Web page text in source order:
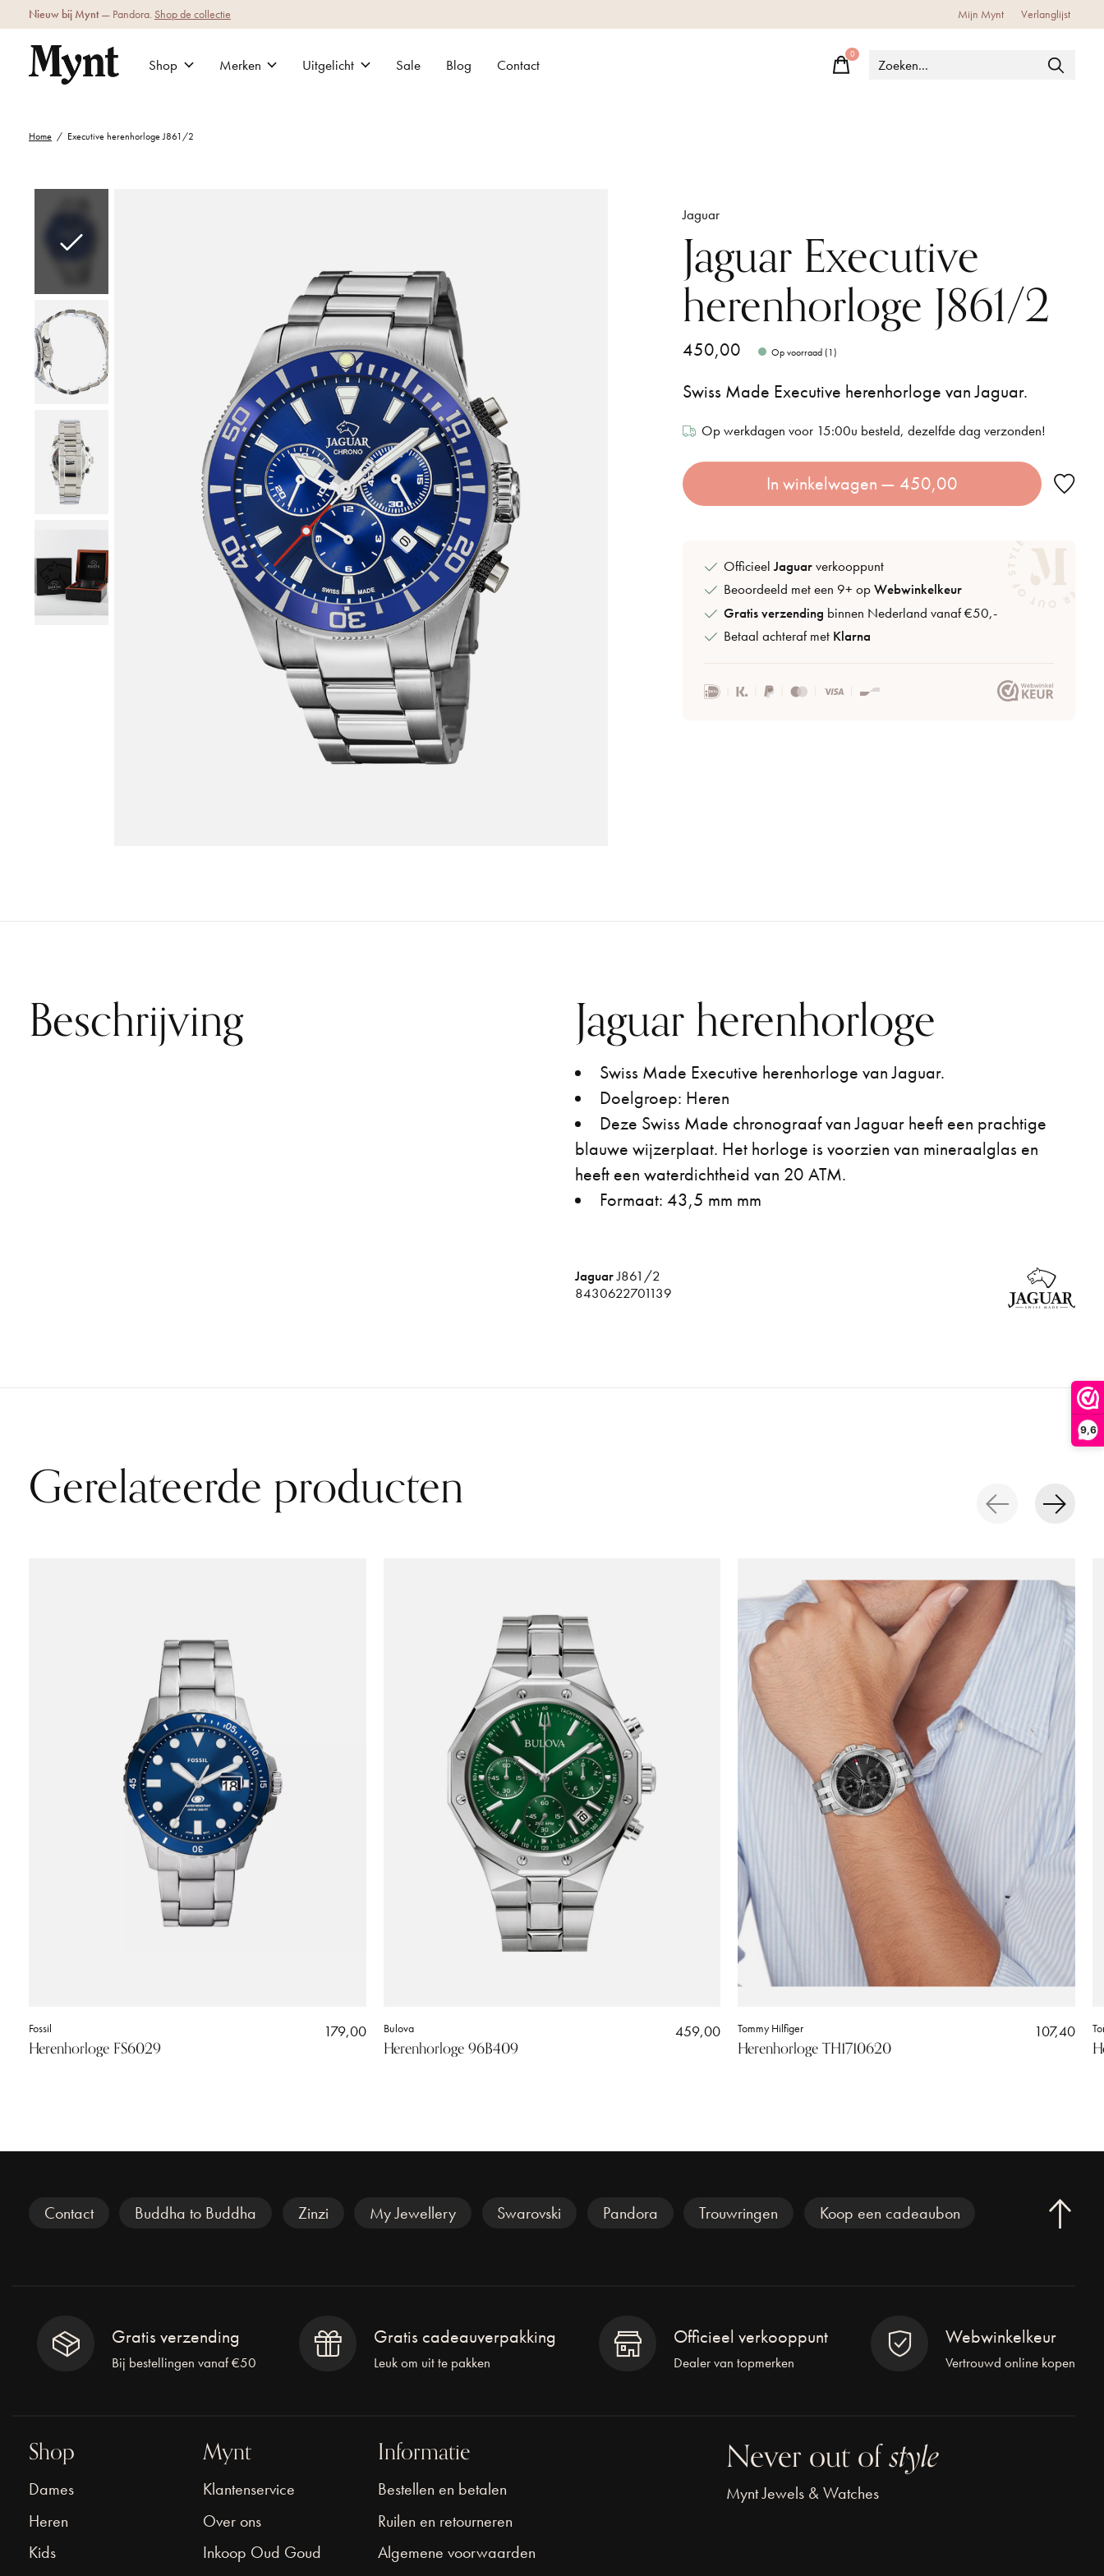
9,6
Nieuw bij Mynt— Pandora. Shop de collectie Mijn Mynt Verlanglijst
Shop Merken Uitgelicht Sale Blog Contact
0items
Home / Executive herenhorloge J861/2
Jaguar
Jaguar Executive
herenhorloge J861/2
450,00 Op voorraad (1)
Swiss Made Executive herenhorloge van Jaguar.
Op werkdagen voor 15:00u besteld, dezelfde dag verzonden!
In winkelwagen — 450,00
OfficieelJaguarverkooppunt
Beoordeeld met een 9+ opWebwinkelkeur
Gratis verzending binnen Nederland vanaf €50,-
Betaal achteraf met Klarna
Beschrijving Jaguar herenhorloge
Swiss Made Executive herenhorloge van Jaguar.
Doelgroep: Heren
Deze Swiss Made chronograaf van Jaguar heeft een prachtige
blauwe wijzerplaat. Het horloge is voorzien van mineraalglas en
heeft een waterdichtheid van 20 ATM.
Formaat: 43,5 mm mm
JaguarJ861/2
8430622701139
Gerelateerde producten
Fossil
Herenhorloge FS6029
179,00 Bulova
Herenhorloge 96B409
459,00 Tommy Hilfiger
Herenhorloge TH1710620
107,40
Veel gezocht
Contact Buddha to Buddha Zinzi My Jewellery Swarovski Pandora Trouwringen Koop een cadeaubon
Gratis verzending
Bij bestellingen vanaf €50
Gratis cadeauverpakking
Leuk om uit te pakken
Officieel verkooppunt
Dealer van topmerken
Webwinkelkeur
Vertrouwd online kopen
Shop
Dames
Heren
Kids
Mynt
Klantenservice
Over ons
Inkoop Oud Goud
Informatie
Bestellen en betalen
Ruilen en retourneren
Algemene voorwaarden
Never out ofstyle
Mynt Jewels & Watches